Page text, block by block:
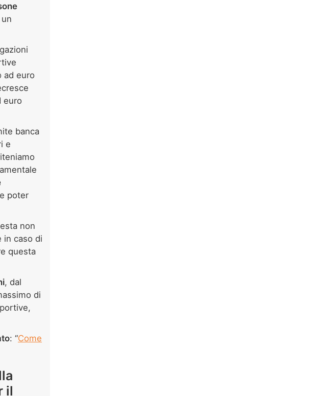
ad euro
euro
banca
e
poter
non
in caso di
questa
, dal
di
: “Come
il